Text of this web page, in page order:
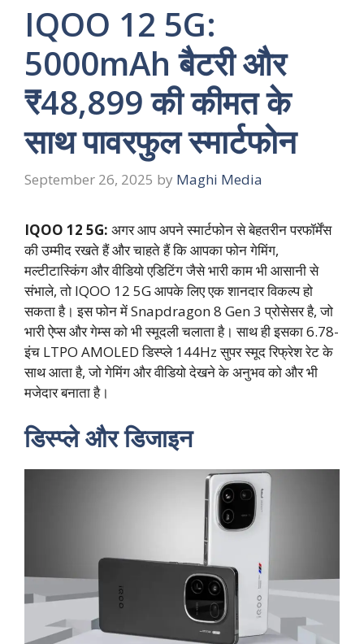
IQOO 12 5G:
5000mAh बैटरी और
₹48,899 की कीमत के
साथ पावरफुल स्मार्टफोन
September 26, 2025 by Maghi Media
IQOO 12 5G: अगर आप अपने स्मार्टफोन से बेहतरीन परफॉर्मेंस
की उम्मीद रखते हैं और चाहते हैं कि आपका फोन गेमिंग,
मल्टीटास्किंग और वीडियो एडिटिंग जैसे भारी काम भी आसानी से
संभाले, तो IQOO 12 5G आपके लिए एक शानदार विकल्प हो
सकता है। इस फोन में Snapdragon 8 Gen 3 प्रोसेसर है, जो
भारी ऐप्स और गेम्स को भी स्मूदली चलाता है। साथ ही इसका 6.78-
इंच LTPO AMOLED डिस्प्ले 144Hz सुपर स्मूद रिफ्रेश रेट के
साथ आता है, जो गेमिंग और वीडियो देखने के अनुभव को और भी
मजेदार बनाता है।
डिस्प्ले और डिजाइन